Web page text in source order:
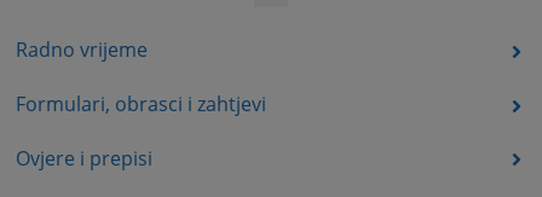
Radno vrijeme
Formulari, obrasci i zahtjevi
Ovjere i prepisi